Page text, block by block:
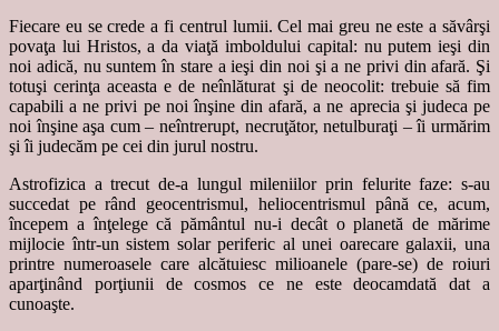
Fiecare eu se crede a fi centrul lumii. Cel mai greu ne este a săvârşi
povaţa lui Hristos, a da viaţă imboldului capital: nu putem ieşi din
noi adică, nu suntem în stare a ieşi din noi şi a ne privi din afară. Şi
totuşi cerinţa aceasta e de neînlăturat şi de neocolit: trebuie să fim
capabili a ne privi pe noi înşine din afară, a ne aprecia şi judeca pe
noi înşine aşa cum – neîntrerupt, necruţător, netulburaţi – îi urmărim
şi îi judecăm pe cei din jurul nostru.
Astrofizica a trecut de-a lungul mileniilor prin felurite faze: s-au
succedat pe rând geocentrismul, heliocentrismul până ce, acum,
începem a înţelege că pământul nu-i decât o planetă de mărime
mijlocie într-un sistem solar periferic al unei oarecare galaxii, una
printre numeroasele care alcătuiesc milioanele (pare-se) de roiuri
aparţinând porţiunii de cosmos ce ne este deocamdată dat a
cunoaşte.